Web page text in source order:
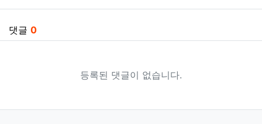
댓글 0
등록된 댓글이 없습니다.